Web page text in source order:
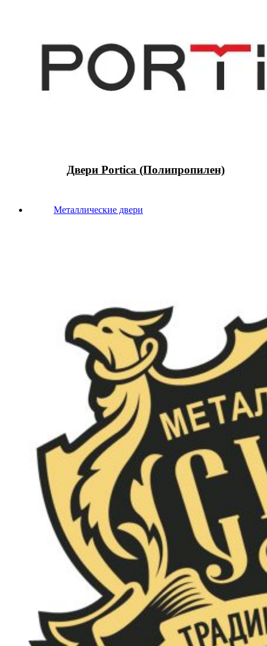
Двери Portica (Полипропилен)
Металлические двери